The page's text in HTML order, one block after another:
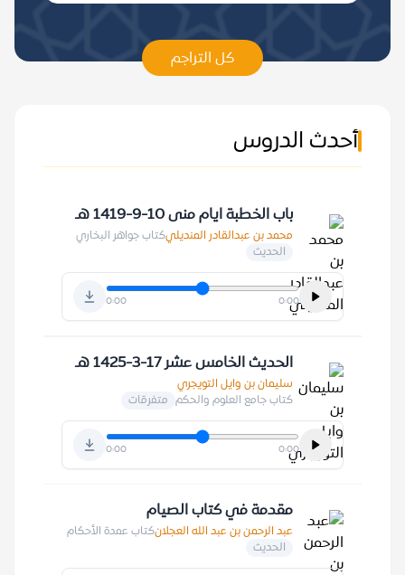
كل التراجم
أحدث الدروس
باب الخطبة ايام منى 10-9-1419 هـ
محمد بن عبدالقادر المنديليكتاب جواهر البخاري
الحديث
0:00 0:00
الحديث الخامس عشر 17-3-1425 هـ
سليمان بن وايل التويجري
كتاب جامع العلوم والحكم متفرقات
0:00 0:00
مقدمة في كتاب الصيام
عبد الرحمن بن عبد الله العجلانكتاب عمدة الأحكام
الحديث